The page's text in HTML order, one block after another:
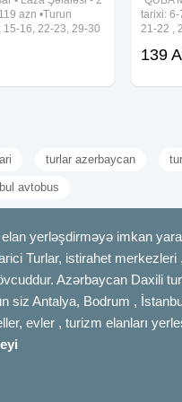
azn •Turun
15-16, 22-23, 29-30
- Mikayıl
tarixi:
21-22 ,
-139
turlar azerbaycan
avtobus
yerləşdirməyə imkan
Turlar, istirahet
Azərbaycan Daxili
siz Antalya, Bodrum ,
evler , turizm elanları